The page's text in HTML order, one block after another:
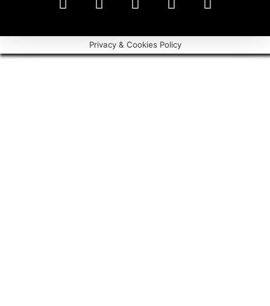
Privacy & Cookies Policy